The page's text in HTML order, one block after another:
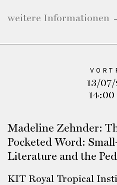
weitere Informationen
13/
Madeline Zehnder:
Pocketed Word:
Literature and the
KIT Royal Tropical